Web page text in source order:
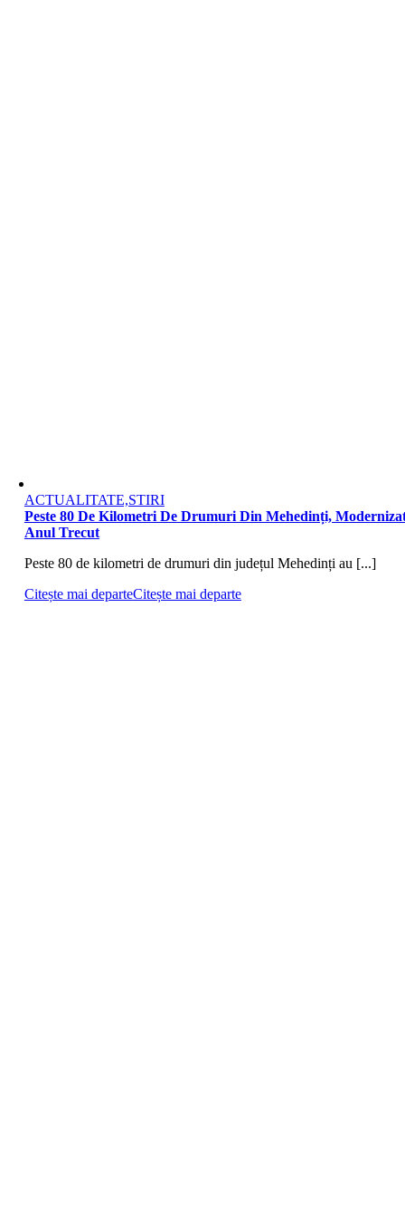
ACTUALITATE,STIRI
Peste 80 De Kilometri De Drumuri Din Mehedinți,
Anul Trecut
Peste 80 de kilometri de drumuri din județul Mehedinți au [...]
Citește mai departeCitește mai departe